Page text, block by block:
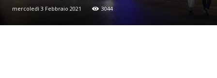
mercoledì 3 Febbraio 2021 3044